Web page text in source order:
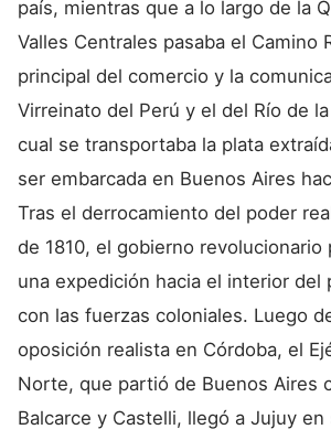
país, mientras que a lo largo de la
Valles Centrales pasaba el Camino
principal del comercio y la
Virreinato del Perú y el del Río de
cual se transportaba la plata
ser embarcada en Buenos Aires
Tras el derrocamiento del poder
de 1810, el gobierno
una expedición hacia el interior del
con las fuerzas coloniales. Luego
oposición realista en Córdoba, el
Norte, que partió de Buenos Aires
Balcarce y Castelli, llegó a Jujuy